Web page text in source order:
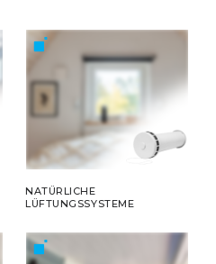
NATÜRLICHE
LÜFTUNGSSYSTEME